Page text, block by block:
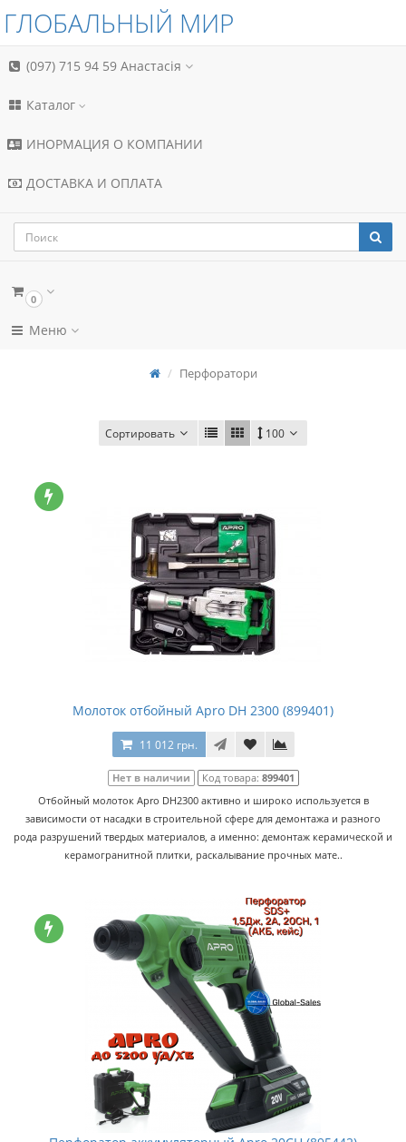
ГЛОБАЛЬНЫЙ МИР
(097) 715 94 59 Анастасія
Каталог
ИНОРМАЦИЯ О КОМПАНИИ
ДОСТАВКА И ОПЛАТА
0
Меню
Перфоратори
Сортировать 100
Молоток отбойный Apro DH 2300 (899401)
11 012 грн.
Нет в наличии Код товара: 899401
Отбойный молоток Apro DH2300 активно и широко используется в
зависимости от насадки в строительной сфере для демонтажа и разного
рода разрушений твердых материалов, а именно: демонтаж керамической и
керамогранитной плитки, раскалывание прочных мате..